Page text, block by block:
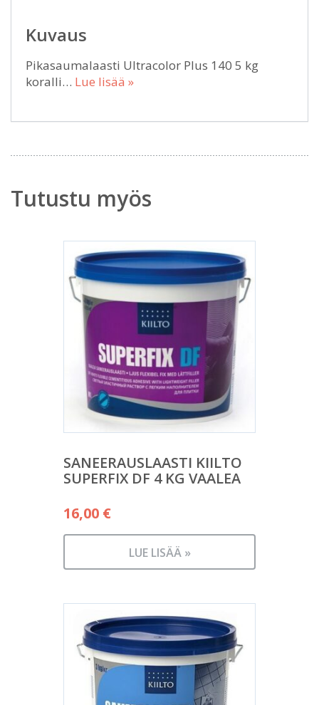
Kuvaus
Pikasaumalaasti Ultracolor Plus 140 5 kg
koralli… Lue lisää »
Tutustu myös
SANEERAUSLAASTI KIILTO
SUPERFIX DF 4 KG VAALEA
16,00 €
LUE LISÄÄ »